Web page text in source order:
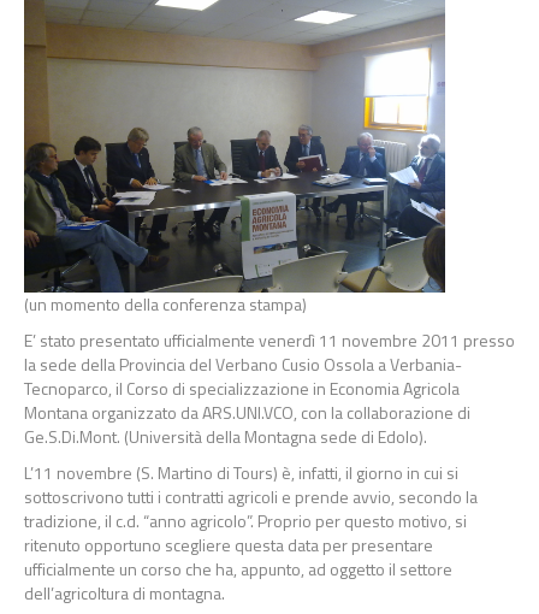
(un momento della conferenza stampa)
E’ stato presentato ufficialmente venerdì 11 novembre 2011 presso
la sede della Provincia del Verbano Cusio Ossola a Verbania-
Tecnoparco, il Corso di specializzazione in Economia Agricola
Montana organizzato da ARS.UNI.VCO, con la collaborazione di
Ge.S.Di.Mont. (Università della Montagna sede di Edolo).
L’11 novembre (S. Martino di Tours) è, infatti, il giorno in cui si
sottoscrivono tutti i contratti agricoli e prende avvio, secondo la
tradizione, il c.d. “anno agricolo”. Proprio per questo motivo, si
ritenuto opportuno scegliere questa data per presentare
ufficialmente un corso che ha, appunto, ad oggetto il settore
dell’agricoltura di montagna.